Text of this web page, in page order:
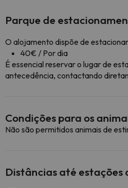
Parque de
O alojamento dispõe de
40€ / Por dia
É essencial reservar o lugar de
antecedência, contactando
Condições para os
Não são permitidos animais de
Distâncias até estações